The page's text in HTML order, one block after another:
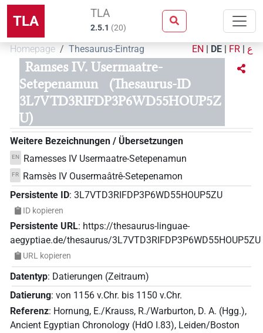
TLA TLA
2.5.1 (20)
Homepage Thesaurus-Eintrag EN | DE | FR | ع
Ramses IV. Usermaatre-
Setepenamun
(Thesaurus-ID
3L7VTD3RIFDP3P6WD55HOUP5Z
U)
Weitere Bezeichnungen / Übersetzungen
EN Ramesses IV Usermaatre-Setepenamun
FR
Ramsès IV Ousermaâtrê-Setepenamon
Persistente ID: 3L7VTD3RIFDP3P6WD55HOUP5ZU
ID kopieren
Persistente URL: https://thesaurus-linguae-
aegyptiae.de/thesaurus/3L7VTD3RIFDP3P6WD55HOUP5ZU
URL kopieren
Datentyp: Datierungen (Zeitraum)
Datierung: von 1156 v.Chr. bis 1150 v.Chr.
Referenz: Hornung, E./Krauss, R./Warburton, D. A. (Hgg.),
Ancient Egyptian Chronology (HdO I.83), Leiden/Boston